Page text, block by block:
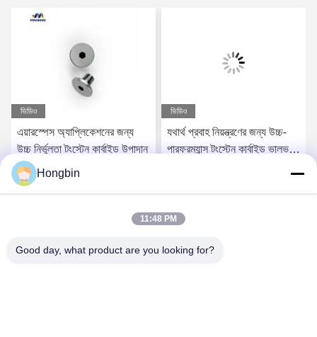
ভিডিও
এয়ারস্পেস অ্যাপ্লিকেশনের জন্য
উচ্চ নির্ভুলতা টংস্টেন কার্বাইড উপাদান
ভিডিও
যথার্থ প্রবাহ নিয়ন্ত্রণের জন্য উচ্চ-
পারফরম্যান্স টংস্টেন কার্বাইড ভালভ
Hongbin
11:48 PM
Good day, what product are you looking for?